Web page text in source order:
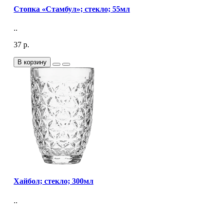
Стопка «Стамбул»; стекло; 55мл
..
37 р.
В корзину
Хайбол; стекло; 300мл
..